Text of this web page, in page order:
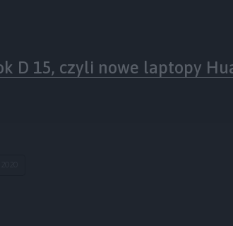
D 15, czyli nowe laptopy